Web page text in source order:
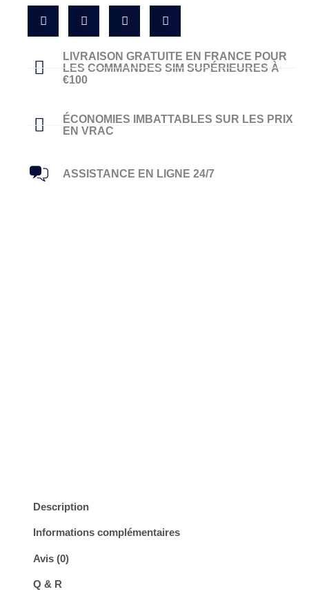
LIVRAISON GRATUITE EN FRANCE POUR
LES COMMANDES SIM SUPÉRIEURES À
€100
ÉCONOMIES IMBATTABLES SUR LES PRIX
EN VRAC
ASSISTANCE EN LIGNE 24/7
Description
Informations complémentaires
Avis (0)
Q & R